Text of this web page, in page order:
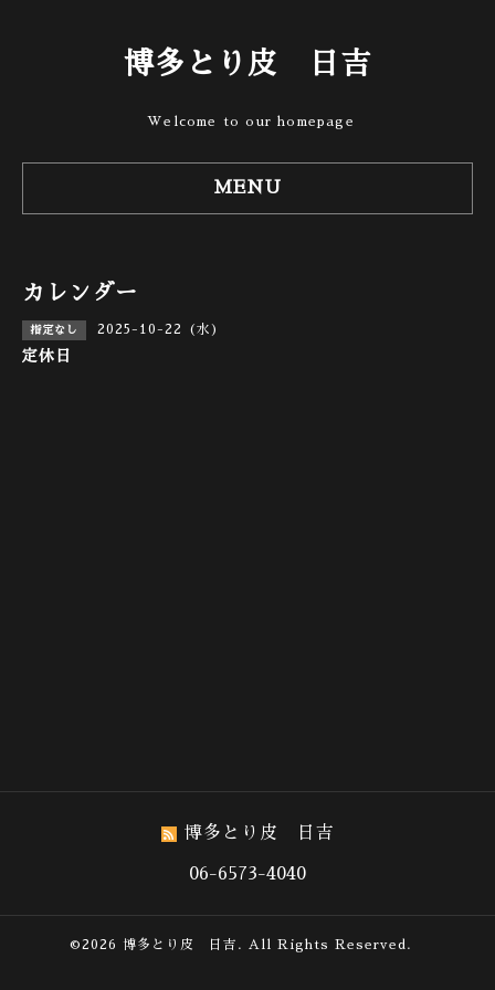
博多とり皮 日吉
Welcome to our homepage
MENU
カレンダー
指定なし 2025-10-22 (水)
定休日
博多とり皮 日吉
06-6573-4040
©2026 博多とり皮 日吉 . All Rights Reserved.